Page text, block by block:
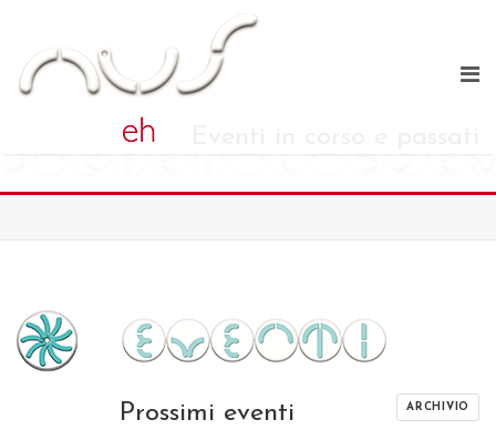
ARCHIVIO
Prossimi eventi